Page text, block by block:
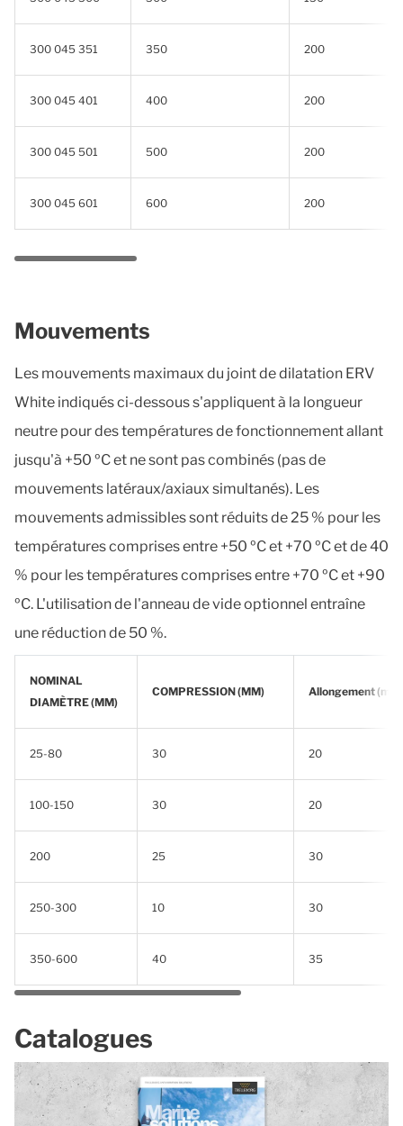
300 045 351 350 200
300 045 401 400 200
300 045 501 500 200
300 045 601 600 200
Mouvements
Les mouvements maximaux du joint de dilatation ERV
White indiqués ci-dessous s'appliquent à la longueur
neutre pour des températures de fonctionnement allant
jusqu'à +50 ºC et ne sont pas combinés (pas de
mouvements latéraux/axiaux simultanés). Les
mouvements admissibles sont réduits de 25 % pour les
températures comprises entre +50 ºC et +70 ºC et de 40
% pour les températures comprises entre +70 ºC et +90
ºC. L'utilisation de l'anneau de vide optionnel entraîne
une réduction de 50 %.
NOMINAL
DIAMÈTRE (MM)
COMPRESSION (MM) Allongement (mm)
25-80 30 20
100-150 30 20
200 25 30
250-300 10 30
350-600 40 35
Catalogues